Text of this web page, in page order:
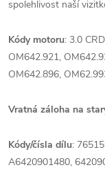
spolehlivost naší
Kódy motoru: 3.0
OM642.921,
OM642.896,
Vratná záloha na
Kódy/čísla dílu:
A6420901480,